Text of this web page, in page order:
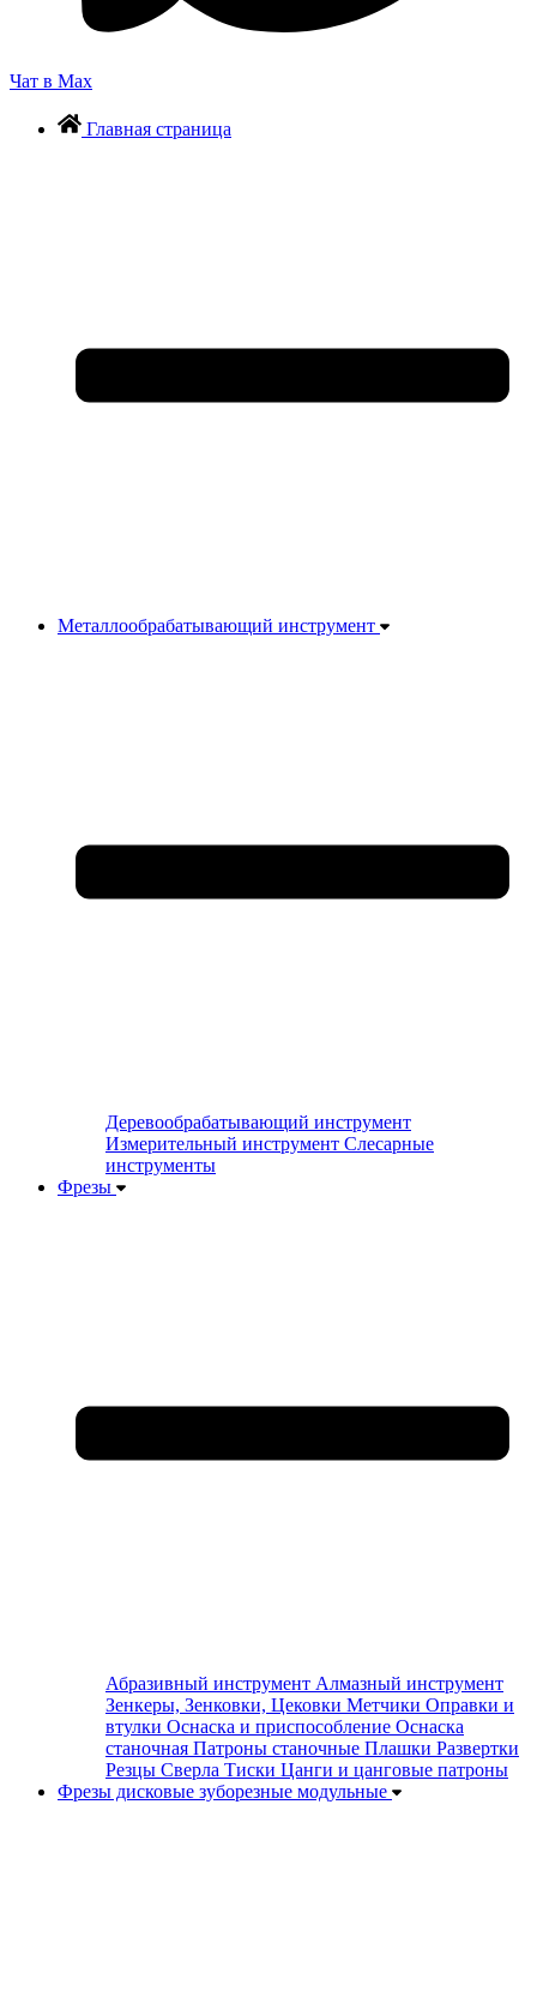
Чат в Max
Главная страница
Металлообрабатывающий инструмент
Деревообрабатывающий инструмент
Измерительный инструмент Слесарные
инструменты
Фрезы
Абразивный инструмент Алмазный инструмент
Зенкеры, Зенковки, Цековки Метчики Оправки и
втулки Оснаска и приспособление Оснаска
станочная Патроны станочные Плашки Развертки
Резцы Сверла Тиски Цанги и цанговые патроны
Фрезы дисковые зуборезные модульные